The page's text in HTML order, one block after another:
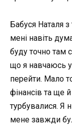
Бабуся Наталя
мені навіть
буду точно там
що я навчаюсь у
перейти. Мало
фінансів та ще
турбувалися. Я
мене завжди